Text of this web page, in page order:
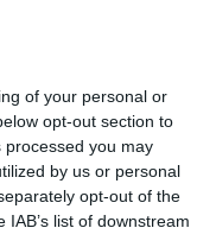
of your personal or
opt-out section to
you may
by us or personal
opt-out of the
list of downstream